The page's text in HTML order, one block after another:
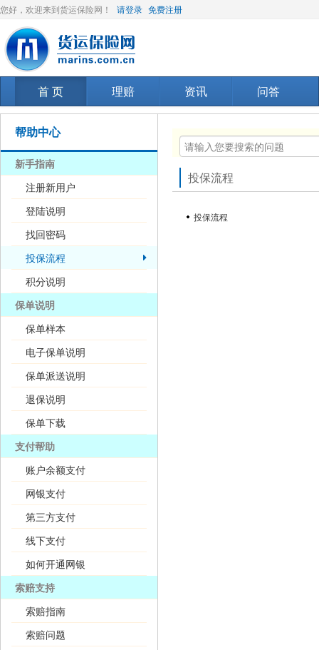
您好，欢迎来到货运保险网！ 请登录 免费注册
首 页 理赔 资讯 问答
帮助中心
新手指南
注册新用户
登陆说明
找回密码
投保流程
积分说明
保单说明
保单样本
电子保单说明
保单派送说明
退保说明
保单下载
支付帮助
账户余额支付
网银支付
第三方支付
线下支付
如何开通网银
索赔支持
索赔指南
索赔问题
投保流程
投保流程